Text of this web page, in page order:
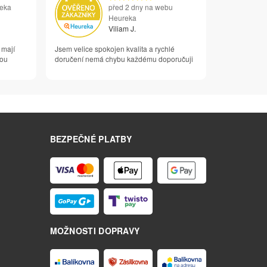
před 2 dny na webu
Heureka
Viliam J.
Jsem velice spokojen kvalita a rychlé
doručení nemá chybu každému doporučuji
BEZPEČNÉ PLATBY
MOŽNOSTI DOPRAVY